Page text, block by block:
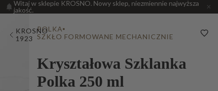
Witaj w sklepie KROSNO. Nowy sklep, niezmiennie najwyższa
jakość.
KROSNO
1923
POLKA
SZKŁO FORMOWANE MECHANICZNIE
Kryształowa Szklanka
Polka 250 ml